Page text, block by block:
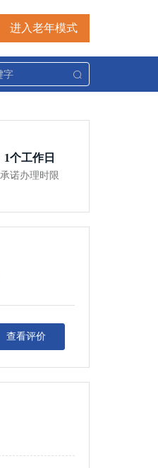
进入老年模式
1个工作日
承诺办理时限
查看评价